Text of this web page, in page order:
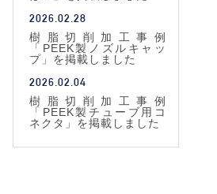
2026.02.28
樹脂切削加工事例
「PEEK製ノズルキャッ
プ」を掲載しました
2026.02.04
樹脂切削加工事例
「PEEK製チューブ用コ
ネクタ」を掲載しました